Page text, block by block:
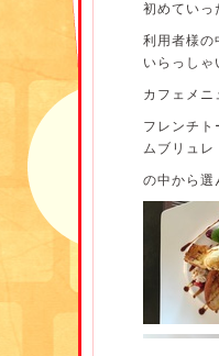
初めていっ
利用者様の
いらっしゃ
カフェメニ
フレンチ
ムブリュレ
の中から選